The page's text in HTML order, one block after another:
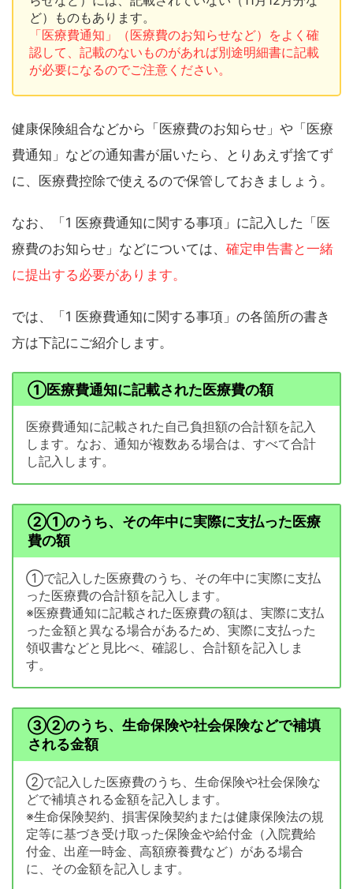
ど）ものもあります。
「医療費通知」（医療費のお知らせなど）をよく確
認して、記載のないものがあれば別途明細書に記載
が必要になるのでご注意ください。
健康保険組合などから「医療費のお知らせ」や「医療
費通知」などの通知書が届いたら、とりあえず捨てず
に、医療費控除で使えるので保管しておきましょう。
なお、「1 医療費通知に関する事項」に記入した「医
療費のお知らせ」などについては、 確定申告書と一緒
に提出する必要があります。
では、「1 医療費通知に関する事項」の各箇所の書き
方は下記にご紹介します。
①医療費通知に記載された医療費の額
医療費通知に記載された自己負担額の合計額を記入
します。なお、通知が複数ある場合は、すべて合計
し記入します。
②①のうち、その年中に実際に支払った医療
費の額
①で記入した医療費のうち、その年中に実際に支払
った医療費の合計額を記入します。
※医療費通知に記載された医療費の額は、実際に支払
った金額と異なる場合があるため、実際に支払った
領収書などと見比べ、確認し、合計額を記入しま
す。
③②のうち、生命保険や社会保険などで補填
される金額
②で記入した医療費のうち、生命保険や社会保険な
どで補填される金額を記入します。
※生命保険契約、損害保険契約または健康保険法の規
定等に基づき受け取った保険金や給付金（入院費給
付金、出産一時金、高額療養費など）がある場合
に、その金額を記入します。